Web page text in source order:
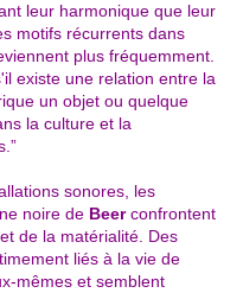
leur harmonique que leur
motifs récurrents dans
plus fréquemment.
existe une relation entre la
un objet ou quelque
la culture et la
sonores, les
noire de Beerconfrontent
de la matérialité. Des
liés à la vie de
mêmes et semblent